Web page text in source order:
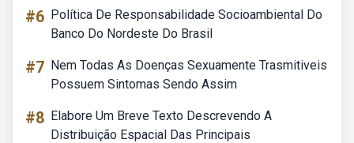
#6 Política De Responsabilidade Socioambiental Do
Banco Do Nordeste Do Brasil
#7 Nem Todas As Doenças Sexuamente Trasmitiveis
Possuem Sintomas Sendo Assim
#8 Elabore Um Breve Texto Descrevendo A
Distribuição Espacial Das Principais